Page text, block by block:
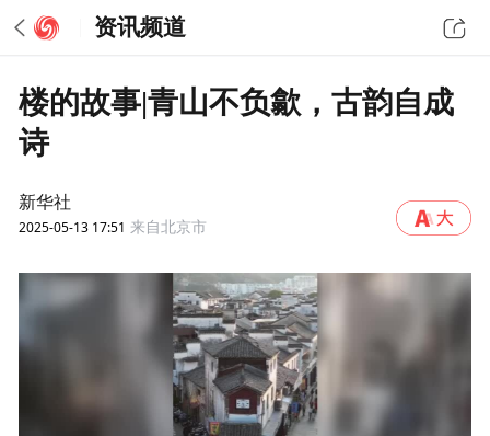
资讯频道
楼的故事|青山不负歙，古韵自成
诗
新华社
2025-05-13 17:51 来自北京市